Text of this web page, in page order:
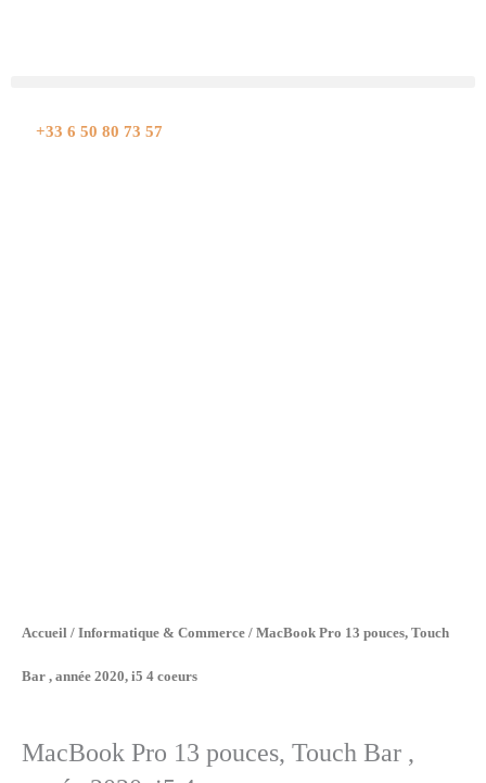
+33 6 50 80 73 57
Accueil / Informatique & Commerce / MacBook Pro 13 pouces, Touch
Bar , année 2020, i5 4 coeurs
MacBook Pro 13 pouces, Touch Bar ,